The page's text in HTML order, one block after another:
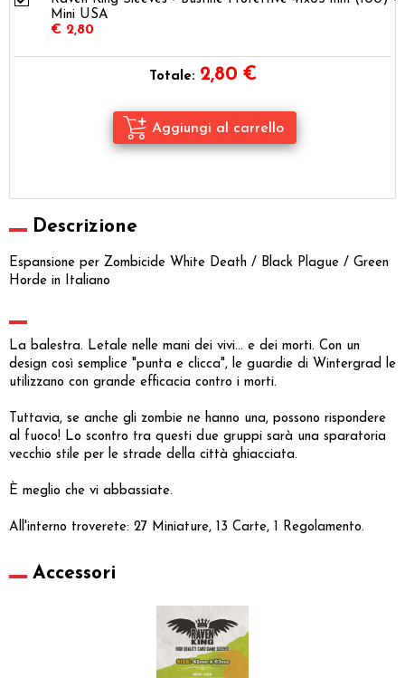
Mini USA
€ 2,80
Totale: 2,80 €
Descrizione
Espansione per Zombicide White Death / Black Plague / Green
Horde in Italiano
La balestra. Letale nelle mani dei vivi... e dei morti. Con un
design così semplice "punta e clicca", le guardie di Wintergrad le
utilizzano con grande efficacia contro i morti.
Tuttavia, se anche gli zombie ne hanno una, possono rispondere
al fuoco! Lo scontro tra questi due gruppi sarà una sparatoria
vecchio stile per le strade della città ghiacciata.
È meglio che vi abbassiate.
All'interno troverete: 27 Miniature, 13 Carte, 1 Regolamento.
Accessori